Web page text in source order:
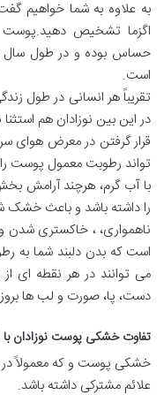
به علاوه به شما خواهیم
اگزما تشخیص دهید.پوست
حساس بوده و در طول سال
است.
تقریباً هر انسانی در طول
در این بین نوزادان هم
قرار گرفتن در معرض
تواند رطوبت معمول پوست
با آب گرم، هرچند آرامش
را داشته باشد و باعث
ناهمواری، ، خاکستری شدن
است که بدن دلبند شما به
می توانند در هر نقطه ای
دست، پا، صورت و لب ها
تفاوت خشکی پوست نوزادان
خشکی پوست و که معمولاً در
علائم مشترکی داشته باشد.